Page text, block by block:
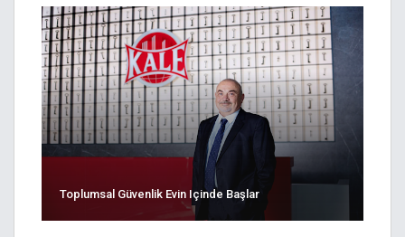
Toplumsal Güvenlik Evin Içinde Başlar